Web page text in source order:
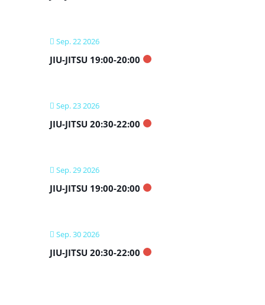
Sep. 22 2026
JIU-JITSU 19:00-20:00
Sep. 23 2026
JIU-JITSU 20:30-22:00
Sep. 29 2026
JIU-JITSU 19:00-20:00
Sep. 30 2026
JIU-JITSU 20:30-22:00